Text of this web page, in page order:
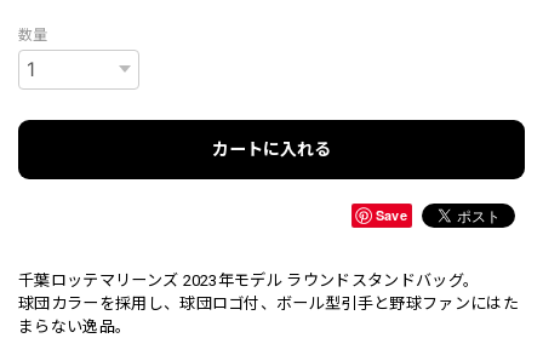
数量
カートに入れる
Save
千葉ロッテマリーンズ 2023年モデル ラウンドスタンドバッグ。
球団カラーを採用し、球団ロゴ付、ボール型引手と野球ファンにはた
まらない逸品。